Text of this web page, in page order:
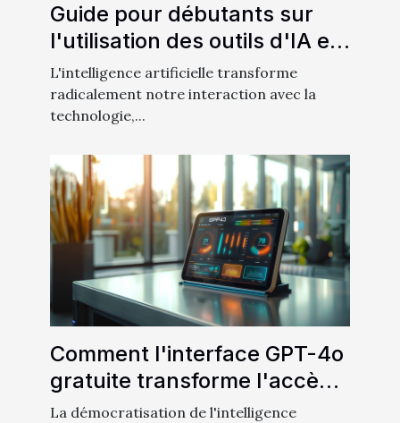
Guide pour débutants sur
l'utilisation des outils d'IA en
interaction machine
L'intelligence artificielle transforme
radicalement notre interaction avec la
technologie,...
Comment l'interface GPT-4o
gratuite transforme l'accès à
l'intelligence artificielle
La démocratisation de l'intelligence